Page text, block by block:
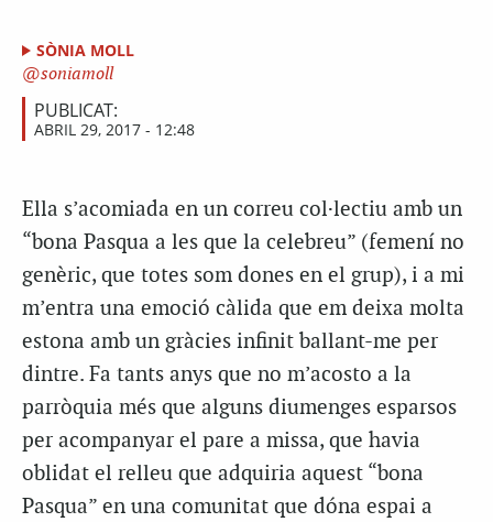
SÒNIA MOLL
soniamoll
PUBLICAT:
ABRIL 29, 2017 - 12:48
Ella s’acomiada en un correu col·lectiu amb un
“bona Pasqua a les que la celebreu” (femení no
genèric, que totes som dones en el grup), i a mi
m’entra una emoció càlida que em deixa molta
estona amb un gràcies infinit ballant-me per
dintre. Fa tants anys que no m’acosto a la
parròquia més que alguns diumenges esparsos
per acompanyar el pare a missa, que havia
oblidat el relleu que adquiria aquest “bona
Pasqua” en una comunitat que dóna espai a